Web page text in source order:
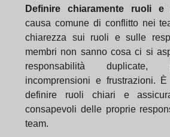
Definire chiaramente ruoli e
causa comune di conflitto nei
chiarezza sui ruoli e sulle
membri non sanno cosa ci si
responsabilità duplicate,
incomprensioni e frustrazioni.
definire ruoli chiari e
consapevoli delle proprie
team.